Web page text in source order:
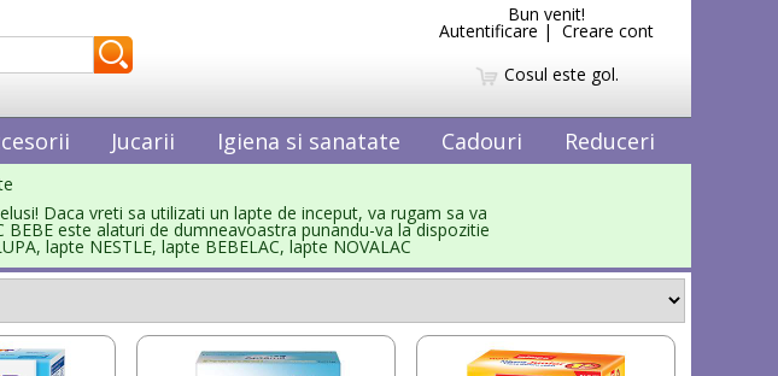
Bun venit!
Autentificare | Creare cont
Cosul este gol.
Jucarii Igiena si sanatate Cadouri
Reduceri
Daca vreti sa utilizati un lapte de inceput, va rugam sa va
este alaturi de dumneavoastra punandu-va la dispozitie
lapte NESTLE, lapte BEBELAC, lapte NOVALAC